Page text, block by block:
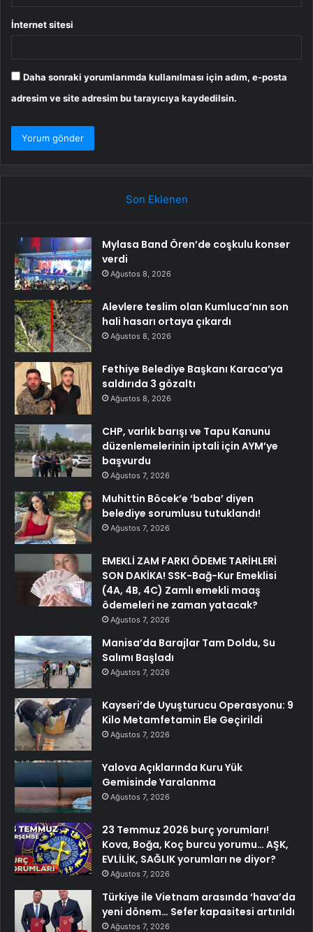
İnternet sitesi
Daha sonraki yorumlarımda kullanılması için adım, e-posta
adresim ve site adresim bu tarayıcıya kaydedilsin.
Son Eklenen
Mylasa Band Ören’de coşkulu konser
verdi
Ağustos 8, 2026
Alevlere teslim olan Kumluca’nın son
hali hasarı ortaya çıkardı
Ağustos 8, 2026
Fethiye Belediye Başkanı Karaca’ya
saldırıda 3 gözaltı
Ağustos 8, 2026
CHP, varlık barışı ve Tapu Kanunu
düzenlemelerinin iptali için AYM’ye
başvurdu
Ağustos 7, 2026
Muhittin Böcek’e ‘baba’ diyen
belediye sorumlusu tutuklandı!
Ağustos 7, 2026
EMEKLİ ZAM FARKI ÖDEME TARİHLERİ
SON DAKİKA! SSK-Bağ-Kur Emeklisi
(4A, 4B, 4C) Zamlı emekli maaş
ödemeleri ne zaman yatacak?
Ağustos 7, 2026
Manisa’da Barajlar Tam Doldu, Su
Salımı Başladı
Ağustos 7, 2026
Kayseri’de Uyuşturucu Operasyonu: 9
Kilo Metamfetamin Ele Geçirildi
Ağustos 7, 2026
Yalova Açıklarında Kuru Yük
Gemisinde Yaralanma
Ağustos 7, 2026
23 Temmuz 2026 burç yorumları!
Kova, Boğa, Koç burcu yorumu… AŞK,
EVLİLİK, SAĞLIK yorumları ne diyor?
Ağustos 7, 2026
Türkiye ile Vietnam arasında ‘hava’da
yeni dönem… Sefer kapasitesi artırıldı
Ağustos 7, 2026